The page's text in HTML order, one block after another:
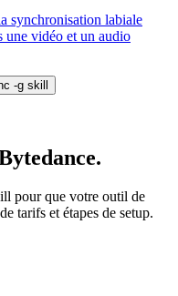
synchronisation labiale
une vidéo et un audio
-g skill
pour que votre outil de
tarifs et étapes de setup.